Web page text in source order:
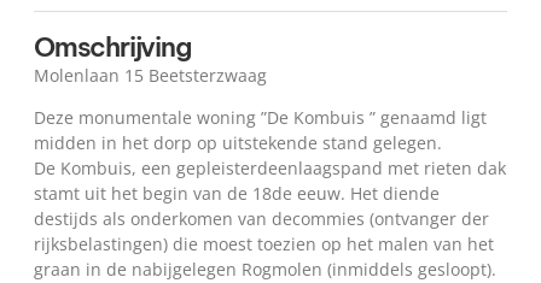
Omschrijving
Molenlaan 15 Beetsterzwaag
Deze monumentale woning ”De Kombuis ” genaamd ligt
midden in het dorp op uitstekende stand gelegen.
De Kombuis, een gepleisterdeenlaagspand met rieten dak
stamt uit het begin van de 18de eeuw. Het diende
destijds als onderkomen van decommies (ontvanger der
rijksbelastingen) die moest toezien op het malen van het
graan in de nabijgelegen Rogmolen (inmiddels gesloopt).